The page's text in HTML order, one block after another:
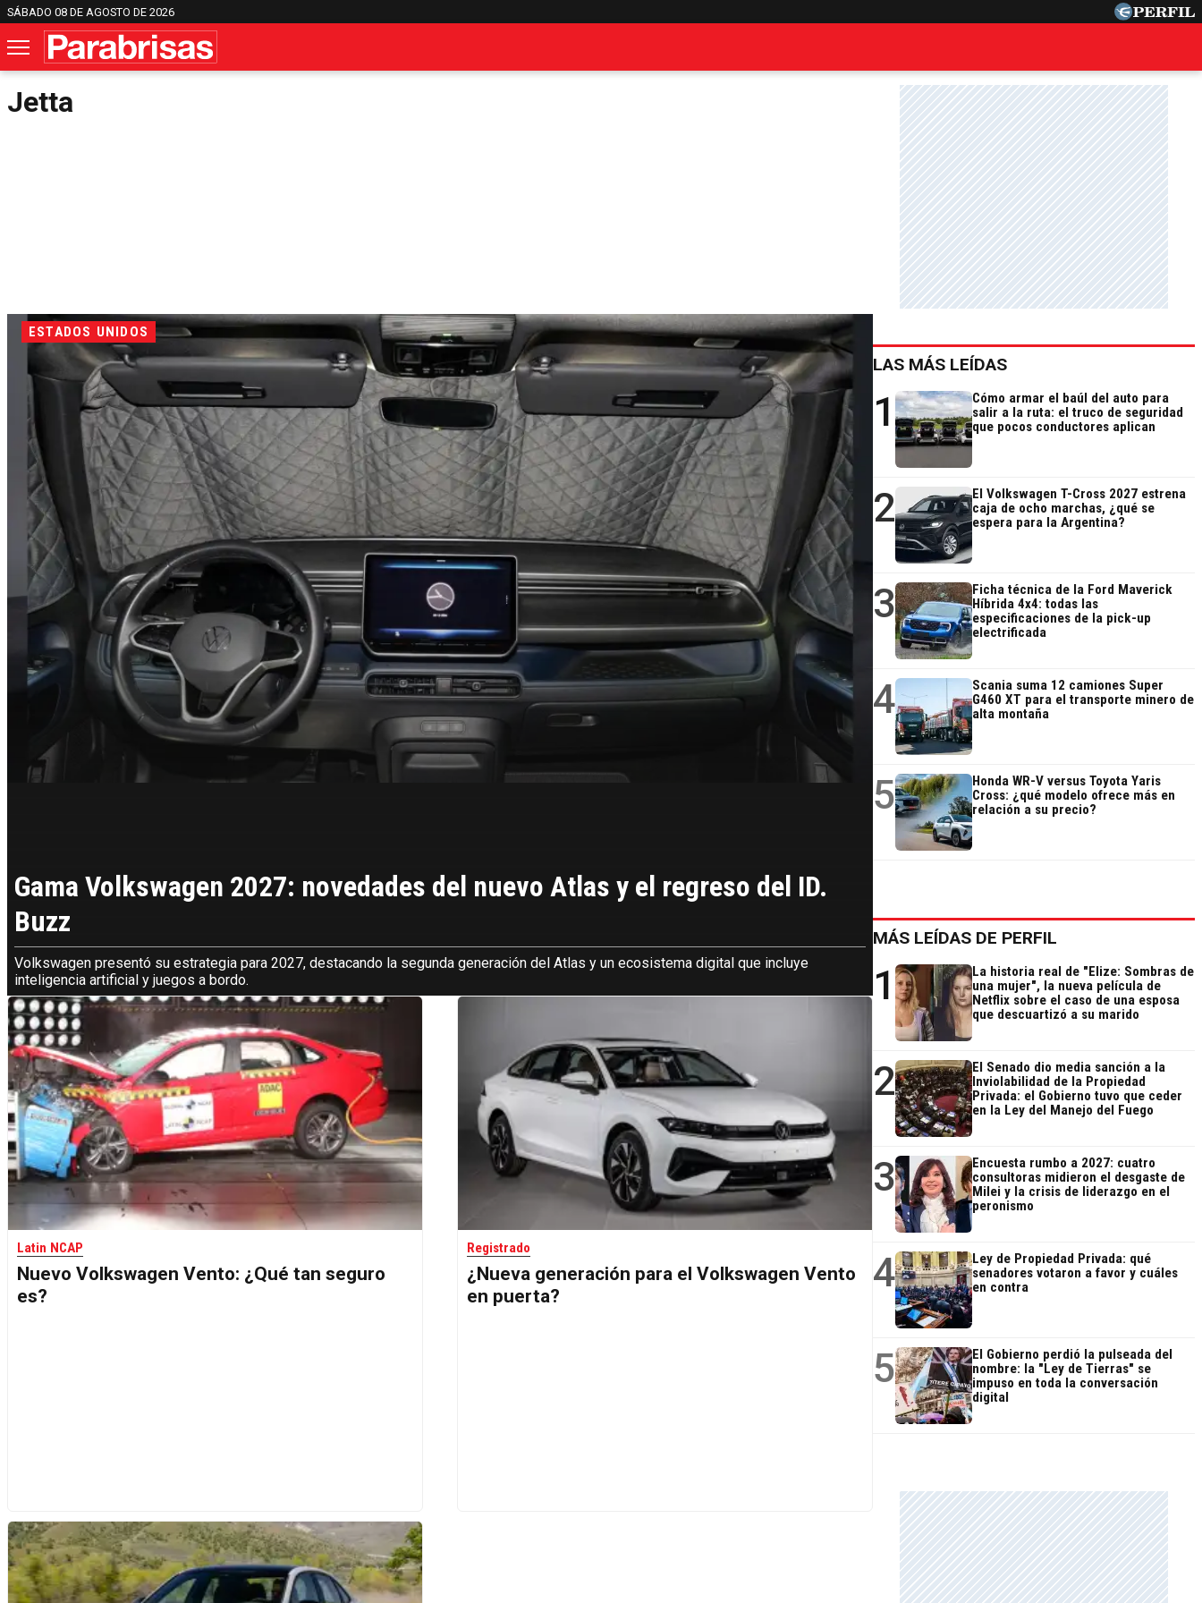
SÁBADO 08 DE AGOSTO DE 2026
Jetta
ESTADOS UNIDOS
Gama Volkswagen 2027: novedades del nuevo Atlas y el regreso del ID.
Buzz
Volkswagen presentó su estrategia para 2027, destacando la segunda generación del Atlas y un ecosistema digital que incluye
inteligencia artificial y juegos a bordo.
Latin NCAP
Nuevo Volkswagen Vento: ¿Qué tan seguro
es?
Registrado
¿Nueva generación para el Volkswagen Vento
en puerta?
LAS MÁS LEÍDAS
1
Cómo armar el baúl del auto para
salir a la ruta: el truco de seguridad
que pocos conductores aplican
2
El Volkswagen T-Cross 2027 estrena
caja de ocho marchas, ¿qué se
espera para la Argentina?
3
Ficha técnica de la Ford Maverick
Híbrida 4x4: todas las
especificaciones de la pick-up
electrificada
4
Scania suma 12 camiones Super
G460 XT para el transporte minero de
alta montaña
5
Honda WR-V versus Toyota Yaris
Cross: ¿qué modelo ofrece más en
relación a su precio?
MÁS LEÍDAS DE PERFIL
1
La historia real de "Elize: Sombras de
una mujer", la nueva película de
Netflix sobre el caso de una esposa
que descuartizó a su marido
2
El Senado dio media sanción a la
Inviolabilidad de la Propiedad
Privada: el Gobierno tuvo que ceder
en la Ley del Manejo del Fuego
3
Encuesta rumbo a 2027: cuatro
consultoras midieron el desgaste de
Milei y la crisis de liderazgo en el
peronismo
4
Ley de Propiedad Privada: qué
senadores votaron a favor y cuáles
en contra
5
El Gobierno perdió la pulseada del
nombre: la "Ley de Tierras" se
impuso en toda la conversación
digital